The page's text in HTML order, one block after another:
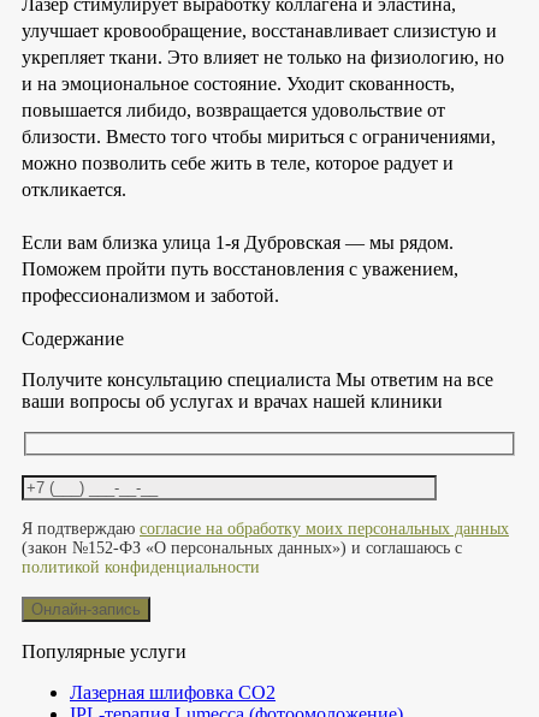
Лазер стимулирует выработку коллагена и эластина,
улучшает кровообращение, восстанавливает слизистую и
укрепляет ткани. Это влияет не только на физиологию, но
и на эмоциональное состояние. Уходит скованность,
повышается либидо, возвращается удовольствие от
близости. Вместо того чтобы мириться с ограничениями,
можно позволить себе жить в теле, которое радует и
откликается.
Если вам близка улица 1-я Дубровская — мы рядом.
Поможем пройти путь восстановления с уважением,
профессионализмом и заботой.
Содержание
Получите консультацию специалиста Мы ответим на все
ваши вопросы об услугах и врачах нашей клиники
Я подтверждаю согласие на обработку моих персональных данных
(закон №152-ФЗ «О персональных данных») и соглашаюсь с
политикой конфиденциальности
Популярные услуги
Лазерная шлифовка СО2